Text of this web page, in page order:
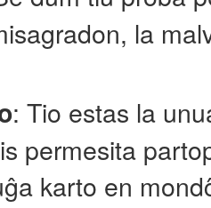
la
: Tio estas la
permesita
karto en